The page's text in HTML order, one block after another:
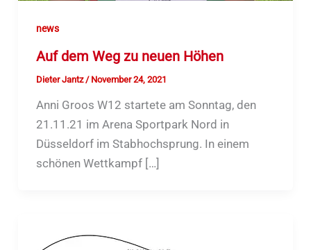
news
Auf dem Weg zu neuen Höhen
Dieter Jantz / November 24, 2021
Anni Groos W12 startete am Sonntag, den
21.11.21 im Arena Sportpark Nord in
Düsseldorf im Stabhochsprung. In einem
schönen Wettkampf […]